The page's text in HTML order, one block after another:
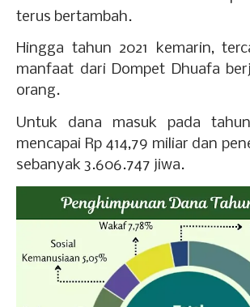
terus bertambah.
Hingga tahun 2021 kemarin,
manfaat dari Dompet Dhuafa
orang.
Untuk dana masuk pada
mencapai Rp 414,79 miliar dan
sebanyak 3.606.747 jiwa.